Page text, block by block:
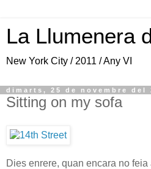
La Llumenera
New York City / 2011 / Any VI
dimarts, 25 de novembre del
Sitting on my sofa
Dies enrere, quan encara no